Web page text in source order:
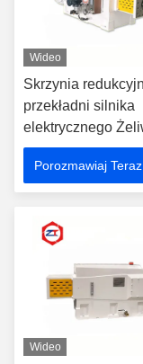
Wideo
Skrzynia
przekładni silnika
elektrycznego
Moment obrotowy
1750KW 400 obr./
Rodzaje
dwuślimakowej
Porozmawiaj
Wideo